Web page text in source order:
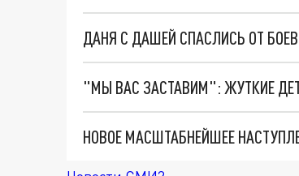
ДАНЯ С ДАШЕЙ СПАСЛИСЬ ОТ